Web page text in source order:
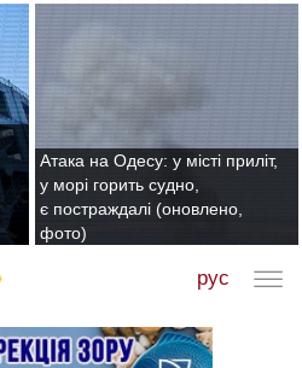
Атака на Одесу: у місті приліт,
у морі горить судно,
є постраждалі (оновлено,
фото)
рус